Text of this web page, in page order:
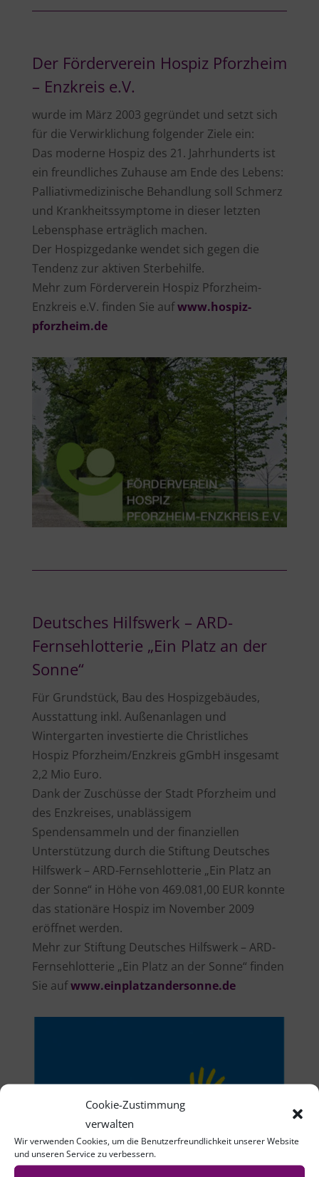
Cookie-Zustimmung
verwalten
Wir verwenden Cookies, um die Benutzerfreundlichkeit unserer Website
und unseren Service zu verbessern.
Der Förderverein Hospiz Pforzheim
– Enzkreis e.V.
wurde im März 2003 gegründet und setzt sich
für die Verwirklichung folgender Ziele ein:
Das moderne Hospiz des 21. Jahrhunderts ist
ein freundliches Zuhause am Ende des Lebens:
Palliativmedizinische Behandlung soll Schmerz
und Krankheitssymptome in dieser letzten
Lebensphase erträglich machen.
Der Hospizgedanke wendet sich gegen die
Tendenz zur aktiven Sterbehilfe.
Mehr zum Förderverein Hospiz Pforzheim-
Enzkreis e.V. finden Sie aufwww.hospiz-
pforzheim.de
Deutsches Hilfswerk – ARD-
Fernsehlotterie „Ein Platz an der
Sonne“
Für Grundstück, Bau des Hospizgebäudes,
Ausstattung inkl. Außenanlagen und
Wintergarten investierte die Christliches
Hospiz Pforzheim/Enzkreis gGmbH insgesamt
2,2 Mio Euro.
Dank der Zuschüsse der Stadt Pforzheim und
des Enzkreises, unablässigem
Spendensammeln und der finanziellen
Unterstützung durch die Stiftung Deutsches
Hilfswerk – ARD-Fernsehlotterie „Ein Platz an
der Sonne“ in Höhe von 469.081,00 EUR konnte
das stationäre Hospiz im November 2009
eröffnet werden.
Mehr zur Stiftung Deutsches Hilfswerk – ARD-
Fernsehlotterie „Ein Platz an der Sonne“ finden
Sie aufwww.einplatzandersonne.de